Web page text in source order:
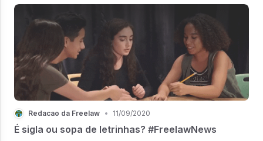
Redacao da Freelaw • 11/09/2020
É sigla ou sopa de letrinhas? #FreelawNews